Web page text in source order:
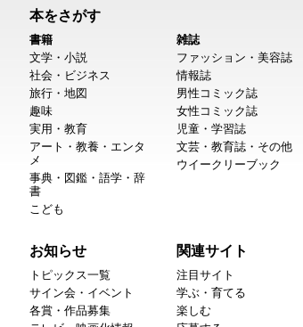
本をさがす
書籍
文学・小説
社会・ビジネス
旅行・地図
趣味
実用・教育
アート・教養・エンタ
メ
事典・図鑑・語学・辞
書
こども
雑誌
ファッション・美容誌
情報誌
男性コミック誌
女性コミック誌
児童・学習誌
文芸・教育誌・その他
ウイークリーブック
お知らせ
トピックス一覧
サイン会・イベント
各賞・作品募集
関連サイト
注目サイト
学ぶ・育てる
楽しむ